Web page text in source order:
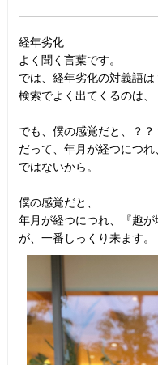
経年劣化
よく聞く言葉です。
では、経年劣化の対義語は
検索でよく出てくるのは、
でも、僕の感覚だと、？？
だって、年月が経つにつ
ではないから。
僕の感覚だと、
年月が経つにつれ、『趣が
が、一番しっくり来ます。